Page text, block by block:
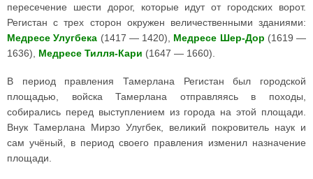
пересечение шести дорог, которые идут от городских ворот.
Регистан с трех сторон окружен величественными зданиями:
Медресе Улугбека (1417 — 1420), Медресе Шер-Дор (1619 —
1636), Медресе Тилля-Кари (1647 — 1660).
В период правления Тамерлана Регистан был городской
площадью, войска Тамерлана отправляясь в походы,
собирались перед выступлением из города на этой площади.
Внук Тамерлана Мирзо Улугбек, великий покровитель наук и
сам учёный, в период своего правления изменил назначение
площади.